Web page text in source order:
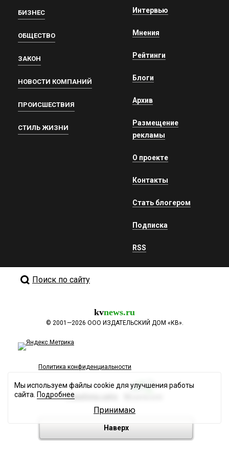
БИЗНЕС
ОБЩЕСТВО
ЗАКОН
НОВОСТИ КОМПАНИЙ
ПРОИСШЕСТВИЯ
СТИЛЬ ЖИЗНИ
Интервью
Мнения
Рейтинги
Блоги
Архив
Размещение
рекламы
О проекте
Контакты
Стать блогером
Подписка
RSS
Поиск по сайту
kvnews.ru
© 2001—2026 ООО ИЗДАТЕЛЬСКИЙ ДОМ «КВ».
Политика конфиденциальности
Разработка сайта
Наверх
Мы используем файлы cookie для улучшения работы
сайта. Подробнее
Принимаю